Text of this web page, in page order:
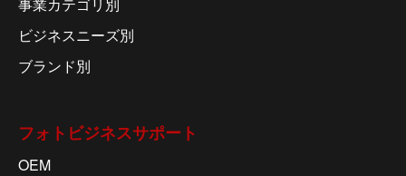
ビジネスニーズ別
ブランド別
フォトビジネスサポート
OEM